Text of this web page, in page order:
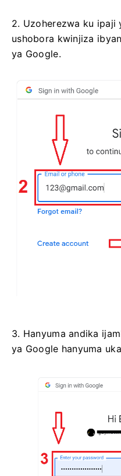
2. Uzoherezwa ku ipaji
ushobora kwinjiza
ya Google.
3. Hanyuma andika
ya Google hanyuma